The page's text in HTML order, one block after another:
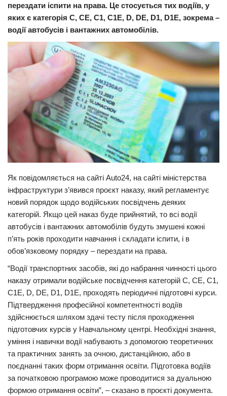
Схід
Прикарпаття
Економіка
Політика
Цікаво
Наука
Технології
Історії
Привітання
Здоров’я
Події
Кримінал
Курйози
Суспільство
Культура
Шоу-біз
перездати іспити на права. Це стосується тих водіїв, у
яких є категорія С, СЕ, С1, С1Е, D, DE, D1, D1E, зокрема –
водії автобусів і вантажних автомобілів.
Як повідомляється на сайті Auto24, на сайті міністерства
інфраструктури з’явився проєкт наказу, який регламентує
новий порядок щодо водійських посвідчень деяких
категорій. Якщо цей наказ буде прийнятий, то всі водії
автобусів і вантажних автомобілів будуть змушені кожні
п’ять років проходити навчання і складати іспити, і в
обов’язковому порядку – перездати на права.
“Водії транспортних засобів, які до набрання чинності цього
наказу отримали водійське посвідчення категорій С, СЕ, С1,
С1Е, D, DE, D1, D1E, проходять періодичні підготовчі курси.
Підтвердження професійної компетентності водіїв
здійснюється шляхом здачі тесту після проходження
підготовчих курсів у Навчальному центрі. Необхідні знання,
уміння і навички водії набувають з допомогою теоретичних
та практичних занять за очною, дистанційною, або в
поєднанні таких форм отримання освіти. Підготовка водіїв
за початковою програмою може проводитися за дуальною
формою отримання освіти”, – сказано в проєкті документа.